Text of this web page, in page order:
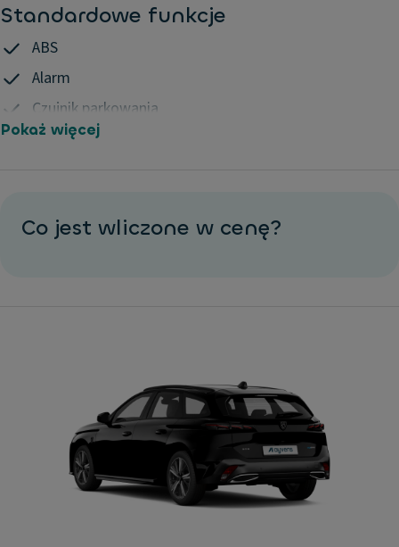
Standardowe funkcje
ABS
Alarm
Czujnik parkowania
Dywaniki welurowe
Felgi aluminiowe
Poduszki powietrzne kierowcy
Regulowana kolumna kierownicy
Swiatła przeciwmgielne przód
Pokaż więcej
Co jest wliczone w cenę?